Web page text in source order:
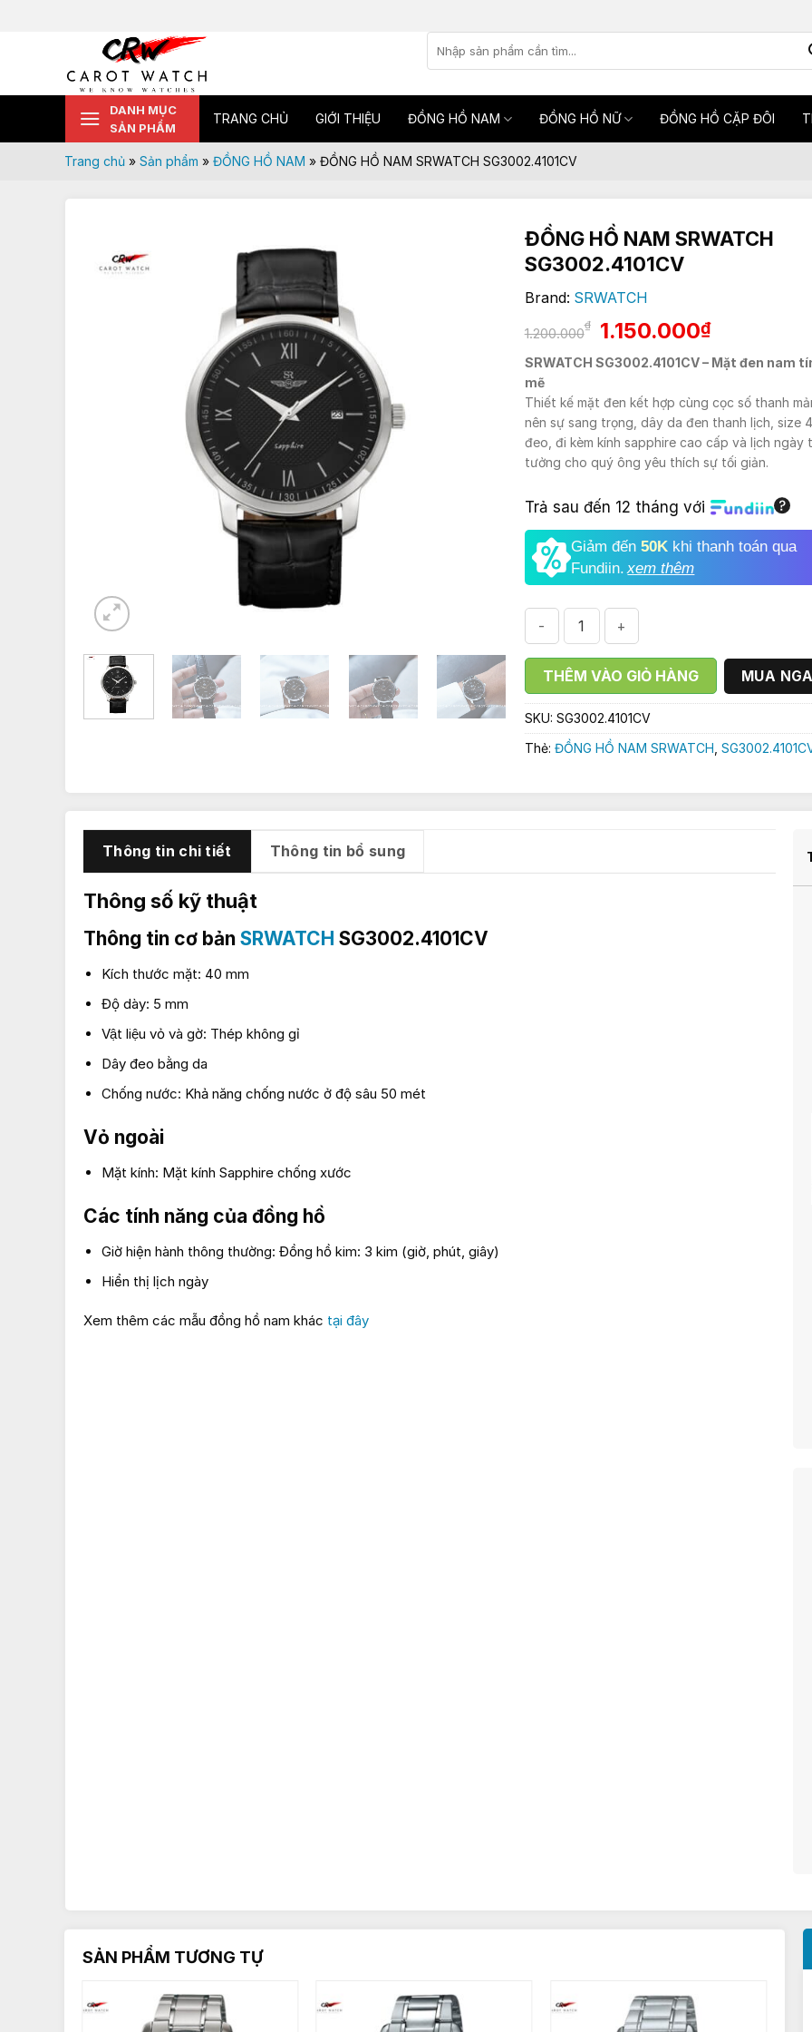
kiếm:
DANH MỤC
SẢN PHẨM
TRANG CHỦ GIỚI THIỆU ĐỒNG HỒ NAM ĐỒNG HỒ NỮ ĐỒNG HỒ CẶP ĐÔI
Trang chủ» Sản phẩm » ĐỒNG HỒ NAM » ĐỒNG HỒ NAM SRWATCH SG3002.4101CV
ĐỒNG HỒ NAM SRWATCH
SG3002.4101CV
Brand: SRWATCH
1.200.000₫
Giá
gốc
là:
1.200.000₫.
1.150.000₫Giá
hiện
tại
là:
SRWATCH SG3002.4101CV – Mặt đen nam
mẽ
Thiết kế mặt đen kết hợp cùng cọc số thanh
nên sự sang trọng, dây da đen thanh lịch, size
đeo, đi kèm kính sapphire cao cấp và lịch ngày
tưởng cho quý ông yêu thích sự tối giản.
Trả sau đến 12 tháng với
Giảm đến 50K khi thanh toán qua
Fundiin. xem thêm
THÊM VÀO GIỎ HÀNG MUA
SKU: SG3002.4101CV
Thẻ: ĐỒNG HỒ NAM SRWATCH
Thông tin chi tiết Thông tin bổ sung
Thông số kỹ thuật
Thông tin cơ bản SRWATCH SG3002.4101CV
Kích thước mặt: 40 mm
Độ dày: 5 mm
Vật liệu vỏ và gờ: Thép không gỉ
Dây đeo bằng da
Chống nước: Khả năng chống nước ở độ sâu 50 mét
Vỏ ngoài
Mặt kính: Mặt kính Sapphire chống xước
Các tính năng của đồng hồ
Giờ hiện hành thông thường: Đồng hồ kim: 3 kim (giờ, phút, giây)
Hiển thị lịch ngày
Xem thêm các mẫu đồng hồ nam khác tại đây
SẢN PHẨM TƯƠNG TỰ